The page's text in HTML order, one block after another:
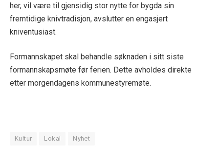
her, vil være til gjensidig stor nytte for bygda sin
fremtidige knivtradisjon, avslutter en engasjert
kniventusiast.
Formannskapet skal behandle søknaden i sitt siste
formannskapsmøte før ferien. Dette avholdes direkte
etter morgendagens kommunestyremøte.
Kultur Lokal Nyhet